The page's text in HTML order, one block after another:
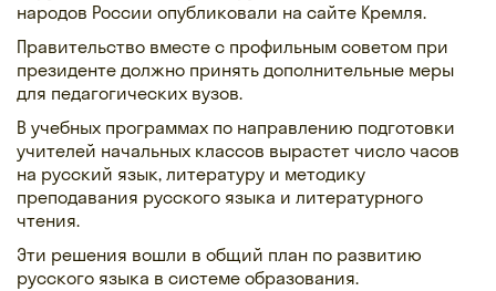
народов России опубликовали на сайте Кремля.
Правительство вместе с профильным советом при
президенте должно принять дополнительные меры
для педагогических вузов.
В учебных программах по направлению подготовки
учителей начальных классов вырастет число часов
на русский язык, литературу и методику
преподавания русского языка и литературного
чтения.
Эти решения вошли в общий план по развитию
русского языка в системе образования.